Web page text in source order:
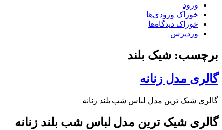
ورود
خوراک ورودی‌ها
خوراک دیدگاه‌ها
وردپرس
برچسب: شیک بلند
گالری مدل زنانه
گالری شیک ترین مدل لباس شب بلند زنانه
گالری شیک ترین مدل لباس شب بلند زنانه